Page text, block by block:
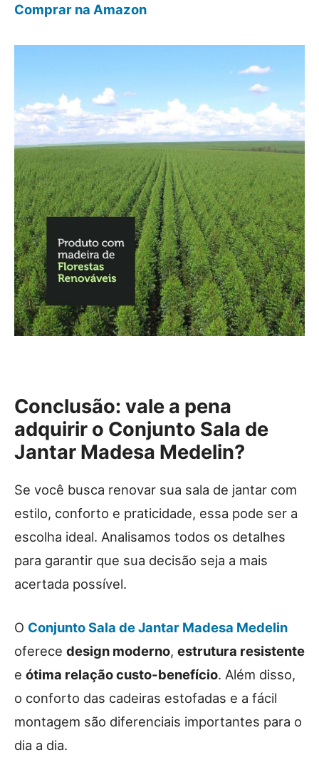
Comprar na Amazon
Conclusão: vale a pena
adquirir o Conjunto Sala de
Jantar Madesa Medelin?
Se você busca renovar sua sala de jantar com
estilo, conforto e praticidade, essa pode ser a
escolha ideal. Analisamos todos os detalhes
para garantir que sua decisão seja a mais
acertada possível.
O Conjunto Sala de Jantar Madesa Medelin
oferece design moderno, estrutura resistente
e ótima relação custo-benefício. Além disso,
o conforto das cadeiras estofadas e a fácil
montagem são diferenciais importantes para o
dia a dia.